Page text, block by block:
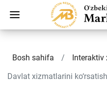
Bosh sahifa
Interaktiv
Davlat xizmatlarini